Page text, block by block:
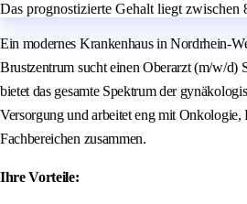
Das prognostizierte Gehalt liegt zwischen
Ein modernes Krankenhaus in Nordrhein-
Brustzentrum sucht einen Oberarzt (m/w/d)
bietet das gesamte Spektrum der
Versorgung und arbeitet eng mit
Fachbereichen zusammen.
Ihre Vorteile: